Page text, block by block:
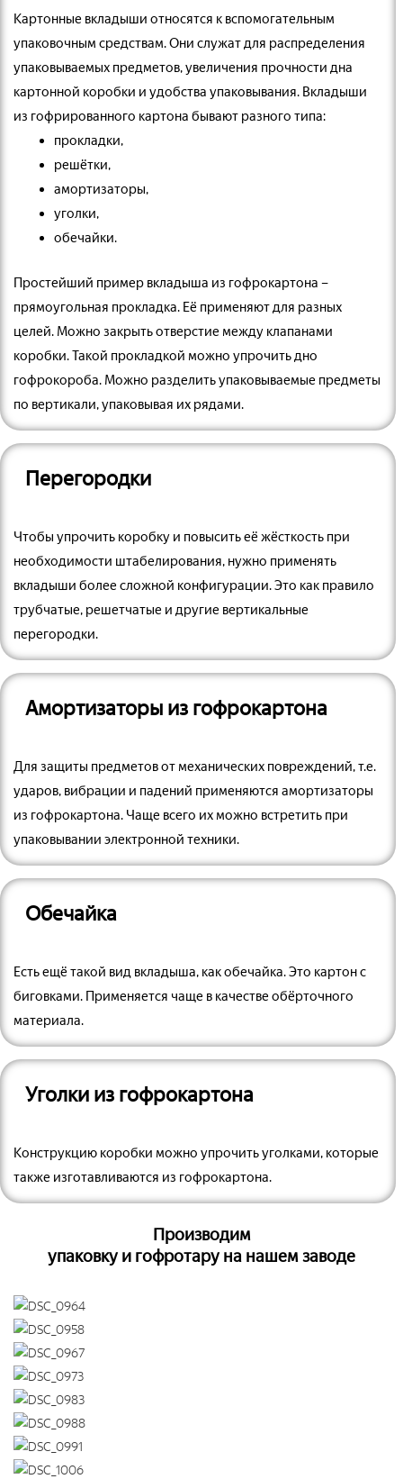
Картонные вкладыши относятся к вспомогательным
упаковочным средствам. Они служат для распределения
упаковываемых предметов, увеличения прочности дна
картонной коробки и удобства упаковывания. Вкладыши
из гофрированного картона бывают разного типа:
прокладки,
решётки,
амортизаторы,
уголки,
обечайки.
Простейший пример вкладыша из гофрокартона –
прямоугольная прокладка. Её применяют для разных
целей. Можно закрыть отверстие между клапанами
коробки. Такой прокладкой можно упрочить дно
гофрокороба. Можно разделить упаковываемые предметы
по вертикали, упаковывая их рядами.
Перегородки
Чтобы упрочить коробку и повысить её жёсткость при
необходимости штабелирования, нужно применять
вкладыши более сложной конфигурации. Это как правило
трубчатые, решетчатые и другие вертикальные
перегородки.
Амортизаторы из гофрокартона
Для защиты предметов от механических повреждений, т.е.
ударов, вибрации и падений применяются амортизаторы
из гофрокартона. Чаще всего их можно встретить при
упаковывании электронной техники.
Обечайка
Есть ещё такой вид вкладыша, как обечайка. Это картон с
биговками. Применяется чаще в качестве обёрточного
материала.
Уголки из гофрокартона
Конструкцию коробки можно упрочить уголками, которые
также изготавливаются из гофрокартона.
Производим
упаковку и гофротару на нашем заводе